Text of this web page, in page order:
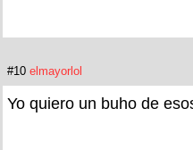
#10 elmayorlol
Yo quiero un buho de